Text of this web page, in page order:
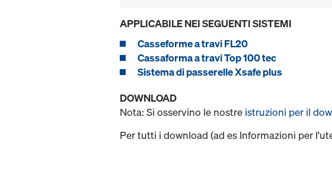
APPLICABILE NEI SEGUENTI SISTEMI
Casseforme a travi FL20
Cassaforma a travi Top 100 tec
Sistema di passerelle Xsafe plus
DOWNLOAD
Nota: Si osservino le nostre istruzioni per il
Per tutti i download (ad es Informazioni per